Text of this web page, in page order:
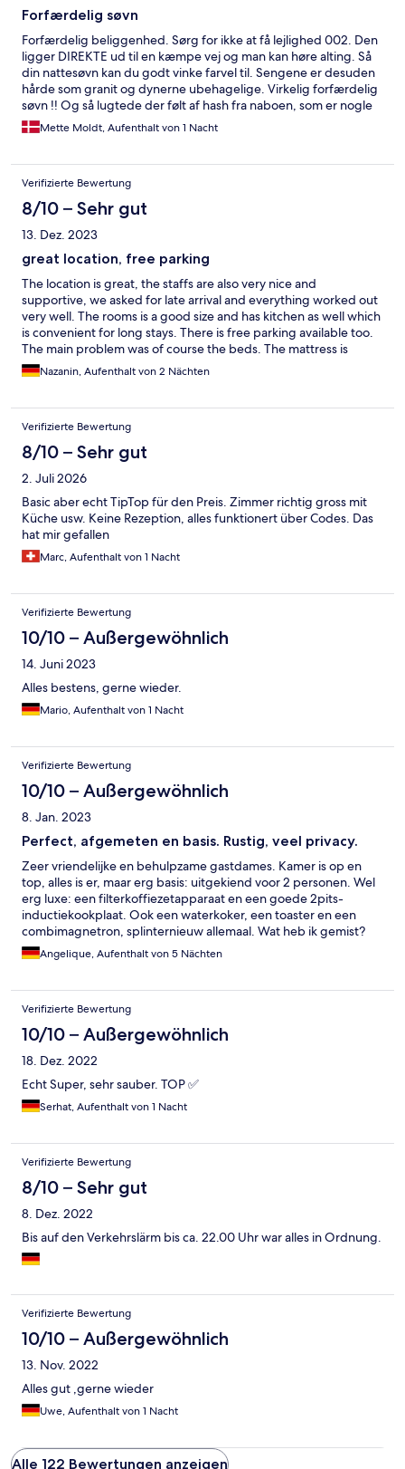
Forfærdelig søvn
Forfærdelig beliggenhed. Sørg for ikke at få lejlighed 002. Den
ligger DIREKTE ud til en kæmpe vej og man kan høre alting. Så
din nattesøvn kan du godt vinke farvel til. Sengene er desuden
hårde som granit og dynerne ubehagelige. Virkelig forfærdelig
søvn !! Og så lugtede der følt af hash fra naboen, som er nogle
ungdoms boliger.
Mette Moldt, Aufenthalt von 1 Nacht
Verifizierte Bewertung
8/10 – Sehr gut
13. Dez. 2023
great location, free parking
The location is great, the staffs are also very nice and
supportive, we asked for late arrival and everything worked out
very well. The rooms is a good size and has kitchen as well which
is convenient for long stays. There is free parking available too.
The main problem was of course the beds. The mattress is
extremely uncomfortable, the pillows too, we have difficulties
sleeping the first night and we got additional pillows the second
another hotel nearby the oldtown for the third and fourth night
as we realised the beds and the pillows are not comfortable at
all. Perhaps the management would like o add some extras
there to ensure the sleep quality will be there too.
Nazanin, Aufenthalt von 2 Nächten
Verifizierte Bewertung
8/10 – Sehr gut
2. Juli 2026
Basic aber echt TipTop für den Preis. Zimmer richtig gross mit
Küche usw. Keine Rezeption, alles funktionert über Codes. Das
hat mir gefallen
Marc, Aufenthalt von 1 Nacht
Verifizierte Bewertung
10/10 – Außergewöhnlich
14. Juni 2023
Alles bestens, gerne wieder.
Mario, Aufenthalt von 1 Nacht
Verifizierte Bewertung
10/10 – Außergewöhnlich
8. Jan. 2023
Perfect, afgemeten en basis. Rustig, veel privacy.
Zeer vriendelijke en behulpzame gastdames. Kamer is op en
top, alles is er, maar erg basis: uitgekiend voor 2 personen. Wel
erg luxe: een filterkoffiezetapparaat en een goede 2pits-
inductiekookplaat. Ook een waterkoker, een toaster en een
combimagnetron, splinternieuw allemaal. Wat heb ik gemist?
Een gerieflijke fauteuil of zitbankje, overgordijnen, en een
goede mok. Qua servies is er van alles 2: diner-, ontbijt- en
en 2 champagneglazen. De trekgordijnen (zowel aan de
bovenkant als onderkant in hoogte verstelbaar) geven geen
sfeer. Dichten trouwens wel goed af: ook bij daglicht is de
kamer goed donker. Alleen als de rolgordijnen open zijn, wordt
er niets afgeschermd. Vitrage o.i.d. of overgordijnen zou meer
sfeer maken. Er zijn 2 eetkamerstoelen met armleuningen.
Kastuimte zat: per persoon is een ruime hang-/legkast
aanwezig. Erg aangenaam: bij aankomst zijn er een pak
schoonmaaksponsje (bedoeld als afwasborstel) en een
theedoek in de keuken, en in de badkamer een zeeppompje.
werkt en doet het goed. Ontbijt is geweldig: keuze zat en toch
niet overdadig. Koffie is verrukkelijk. Deuren zijn met een
afgeschermd.
Angelique, Aufenthalt von 5 Nächten
Verifizierte Bewertung
10/10 – Außergewöhnlich
18. Dez. 2022
Echt Super, sehr sauber. TOP ✅
Serhat, Aufenthalt von 1 Nacht
Verifizierte Bewertung
8/10 – Sehr gut
8. Dez. 2022
Bis auf den Verkehrslärm bis ca. 22.00 Uhr war alles in Ordnung.
Verifizierte Bewertung
10/10 – Außergewöhnlich
13. Nov. 2022
Alles gut ,gerne wieder
Uwe, Aufenthalt von 1 Nacht
Alle 122 Bewertungen anzeigen